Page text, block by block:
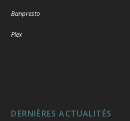
Banpresto
Plex
DERNIÈRES ACTUALITÉS